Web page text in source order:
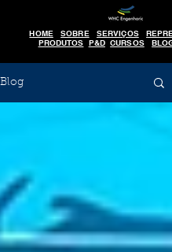
HOME SOBRE SERVIÇOS
PRODUTOS P&D CURSOS
Blog